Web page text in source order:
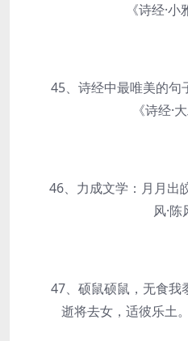
《诗经·小
45、诗经中最唯美的句子
《诗经·
46、力成文学：月月出
风·陈
47、硕鼠硕鼠，无食我
逝将去女，适彼乐土。